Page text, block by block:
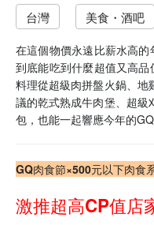
台灣
美食・酒吧
在這個物價永遠比薪水高的
到底能吃到什麼超值又高
料理從超級肉拼盤火鍋、地
議的乾式熟成牛肉堡、超
包，也能一起響應今年的GQ
GQ肉食節×500元以下肉食
激推超高CP值店